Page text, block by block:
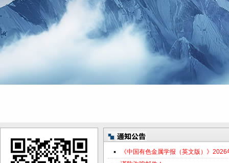
《中国有色金属学报（英文版）》